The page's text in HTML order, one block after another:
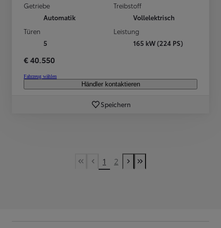
Getriebe
Automatik
Treibstoff
Vollelektrisch
Türen
5
Leistung
165 kW (224 PS)
€ 40.550
Fahrzeug wählen
Händler kontaktieren
Speichern
First Page
Vorherige Seite
1 2
Nächste Seite
Last Page